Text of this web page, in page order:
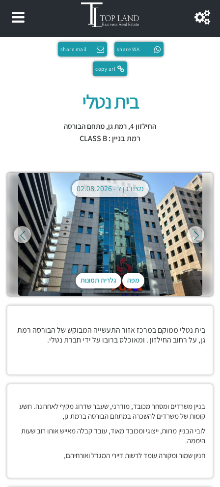
share WA
share mail
copy url
בית נטלי
החילזון 4, רמת גן, מתחם הבורסה
רמת בניין : CLASS B
מפה גלרית תמונות
מצודכן ל -02.08.2026
בית נטלי ממוקם במרכז אזור התעשייה המבוקש של הבורסה רמת
גן, על רחוב החילזון . ומאוכלס ברובו על ידי חברת נטלי.
בניין משרדים ומסחר מכובד, מודרני, שעבר שדרוג מקיף לאחרונה. תשע
קומות של משרדים להשכרה במתחם הבורסה ברמת גן,
לובי הבניין מרווח, ייצוגי ומכובד מאוד, עובד קבלה מאייש אותו רוב שעות
היממה.
חניון שמור ומקורה עומד לרשות דיירי המגדל ואורחיהם,